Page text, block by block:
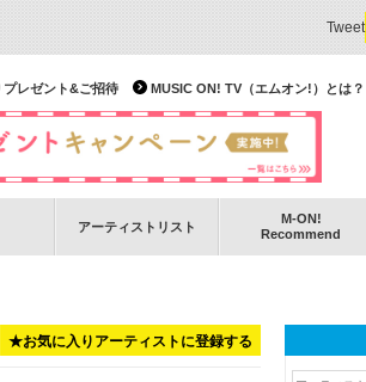
Tweet
MUSIC ON! TV（エムオン!）とは？
プレゼント&ご招待
アーティストリスト
M-ON!
Recommend
★お気に入りアーティストに登録する